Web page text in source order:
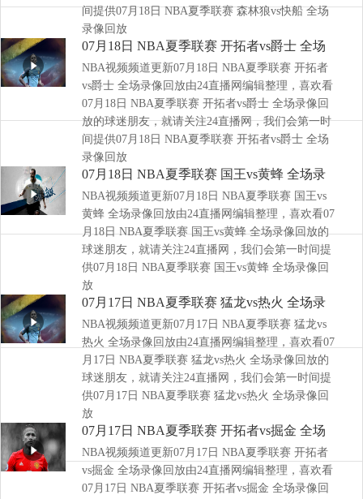
间提供07月18日 NBA夏季联赛 森林狼vs快船 全场
录像回放
07月18日 NBA夏季联赛 开拓者vs爵士 全场
录像回放
NBA视频频道更新07月18日 NBA夏季联赛 开拓者
vs爵士 全场录像回放由24直播网编辑整理，喜欢看
07月18日 NBA夏季联赛 开拓者vs爵士 全场录像回
放的球迷朋友，就请关注24直播网，我们会第一时
间提供07月18日 NBA夏季联赛 开拓者vs爵士 全场
录像回放
07月18日 NBA夏季联赛 国王vs黄蜂 全场录
像回放
NBA视频频道更新07月18日 NBA夏季联赛 国王vs
黄蜂 全场录像回放由24直播网编辑整理，喜欢看07
月18日 NBA夏季联赛 国王vs黄蜂 全场录像回放的
球迷朋友，就请关注24直播网，我们会第一时间提
供07月18日 NBA夏季联赛 国王vs黄蜂 全场录像回
放
07月17日 NBA夏季联赛 猛龙vs热火 全场录
像回放
NBA视频频道更新07月17日 NBA夏季联赛 猛龙vs
热火 全场录像回放由24直播网编辑整理，喜欢看07
月17日 NBA夏季联赛 猛龙vs热火 全场录像回放的
球迷朋友，就请关注24直播网，我们会第一时间提
供07月17日 NBA夏季联赛 猛龙vs热火 全场录像回
放
07月17日 NBA夏季联赛 开拓者vs掘金 全场
录像回放
NBA视频频道更新07月17日 NBA夏季联赛 开拓者
vs掘金 全场录像回放由24直播网编辑整理，喜欢看
07月17日 NBA夏季联赛 开拓者vs掘金 全场录像回